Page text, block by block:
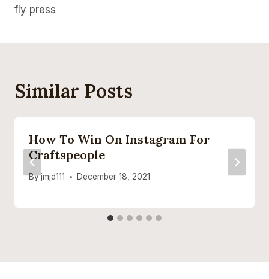
fly press
Similar Posts
How To Win On Instagram For
Craftspeople
Byjmjd111 December 18, 2021